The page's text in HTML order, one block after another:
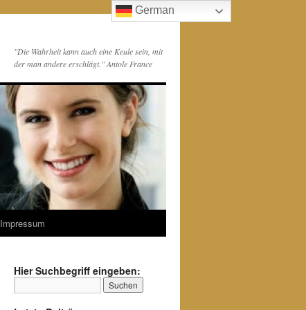
"Die Wahrheit kann auch eine Keule sein, mit
der man andere erschlägt." Antole France
Impressum
Hier Suchbegriff eingeben:
German